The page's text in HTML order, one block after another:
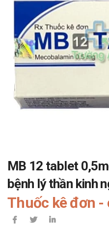
MB 12 tablet
bệnh lý thần kinh
Thuốc kê đơn -